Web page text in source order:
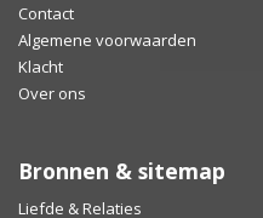
Contact
Algemene voorwaarden
Klacht
Over ons
Bronnen & sitemap
Liefde & Relaties